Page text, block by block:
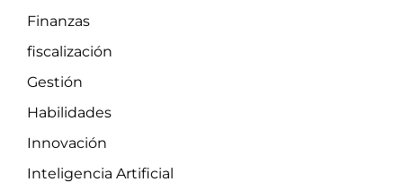
Finanzas
fiscalización
Gestión
Habilidades
Innovación
Inteligencia Artificial